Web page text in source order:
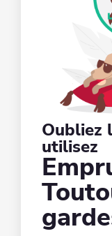
Oubliez
utilisez